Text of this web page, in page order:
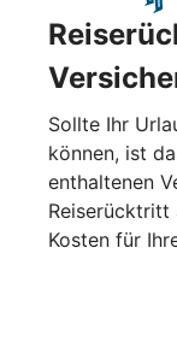
Sollte Ihr
können, ist
enthaltenen
Reiserücktritt
Kosten für